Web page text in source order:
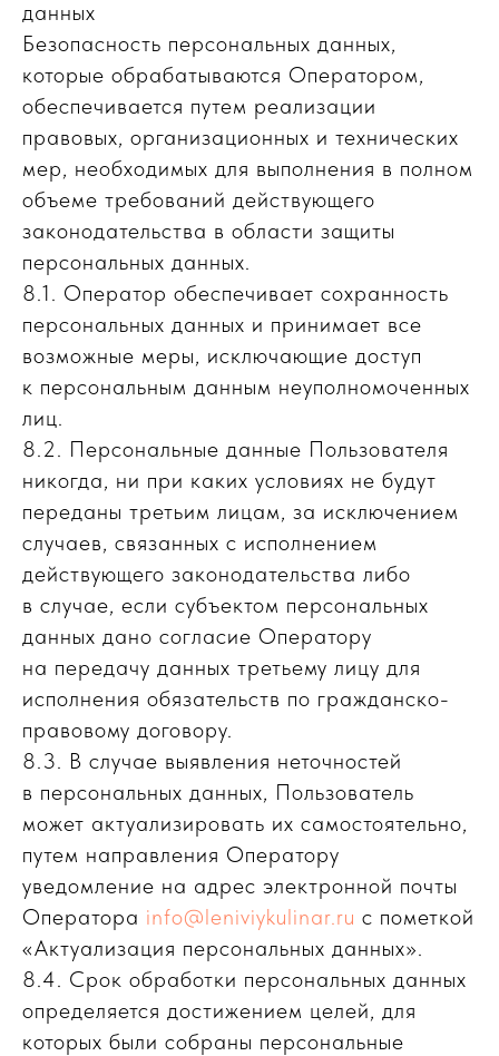
данных
Безопасность персональных данных,
которые обрабатываются Оператором,
обеспечивается путем реализации
правовых, организационных и технических
мер, необходимых для выполнения в полном
объеме требований действующего
законодательства в области защиты
персональных данных.
8.1. Оператор обеспечивает сохранность
персональных данных и принимает все
возможные меры, исключающие доступ
к персональным данным неуполномоченных
лиц.
8.2. Персональные данные Пользователя
никогда, ни при каких условиях не будут
переданы третьим лицам, за исключением
случаев, связанных с исполнением
действующего законодательства либо
в случае, если субъектом персональных
данных дано согласие Оператору
на передачу данных третьему лицу для
исполнения обязательств по гражданско-
правовому договору.
8.3. В случае выявления неточностей
в персональных данных, Пользователь
может актуализировать их самостоятельно,
путем направления Оператору
уведомление на адрес электронной почты
Оператора info@leniviykulinar.ru с пометкой
«Актуализация персональных данных».
8.4. Срок обработки персональных данных
определяется достижением целей, для
которых были собраны персональные